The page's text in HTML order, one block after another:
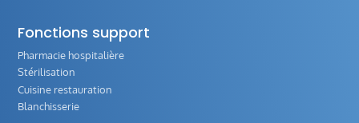
Fonctions support
Pharmacie hospitalière
Stérilisation
Cuisine restauration
Blanchisserie